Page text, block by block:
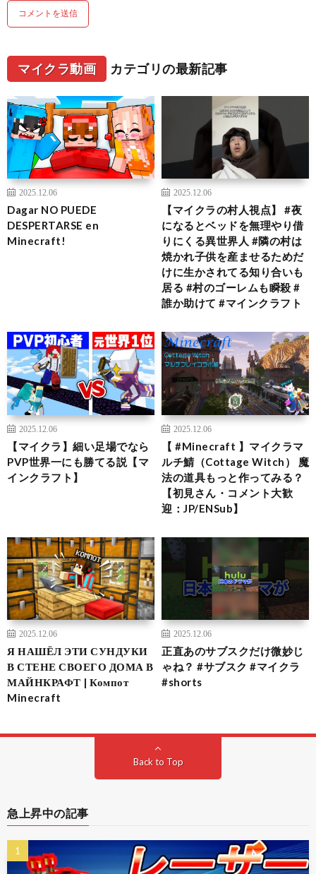
マイクラ動画 カテゴリの最新記事
2025.12.06
Dagar NO PUEDE
DESPERTARSE en
Minecraft!
2025.12.06
【マイクラの村人視点】 #夜
になるとベッドを無理やり借
りにくる異世界人 #隣の村は
焼かれ子供を産ませるためだ
けに生かされてる知り合いも
居る #村のゴーレムも瞬殺 #
誰か助けて #マインクラフト
2025.12.06
【マイクラ】細い足場でなら
PVP世界一にも勝てる説【マ
インクラフト】
2025.12.06
【 #Minecraft 】マイクラマ
ルチ鯖（Cottage Witch） 魔
法の道具もっと作ってみる？
【初見さん・コメント大歓
迎：JP/ENSub】
2025.12.06
Я НАШЁЛ ЭТИ СУНДУКИ
В СТЕНЕ СВОЕГО ДОМА В
МАЙНКРАФТ | Компот
Minecraft
2025.12.06
正直あのサブスクだけ微妙じ
ゃね？ #サブスク #マイクラ
#shorts
Back to Top
急上昇中の記事